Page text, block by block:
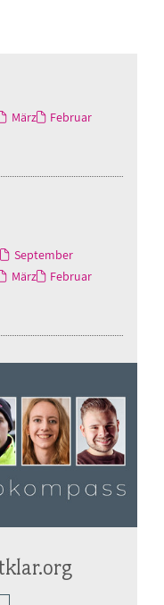
März
Februar
September
März
Februar